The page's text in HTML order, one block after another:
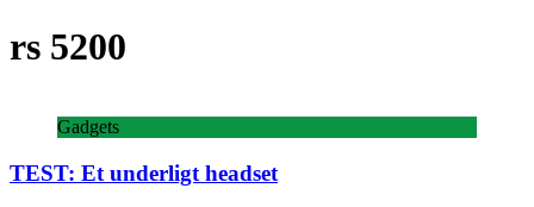
rs 5200
Gadgets
TEST: Et underligt headset